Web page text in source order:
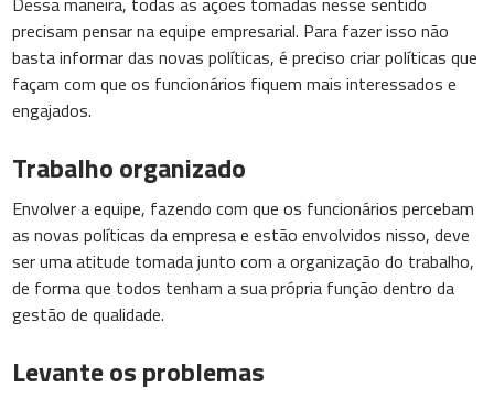
precisam pensar na equipe empresarial. Para fazer isso não
basta informar das novas políticas, é preciso criar políticas que
façam com que os funcionários fiquem mais interessados e
engajados.
Trabalho organizado
Envolver a equipe, fazendo com que os funcionários percebam
as novas políticas da empresa e estão envolvidos nisso, deve
ser uma atitude tomada junto com a organização do trabalho,
de forma que todos tenham a sua própria função dentro da
gestão de qualidade.
Levante os problemas